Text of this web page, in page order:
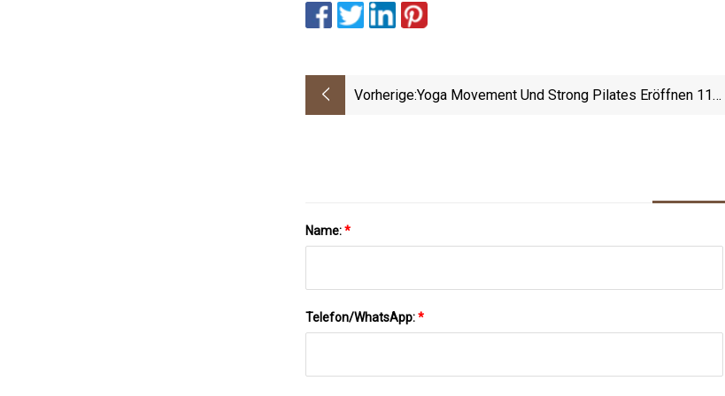
Vorherige:Yoga Movement Und Strong Pilates Eröffnen 11
Name:*
Telefon/WhatsApp:*